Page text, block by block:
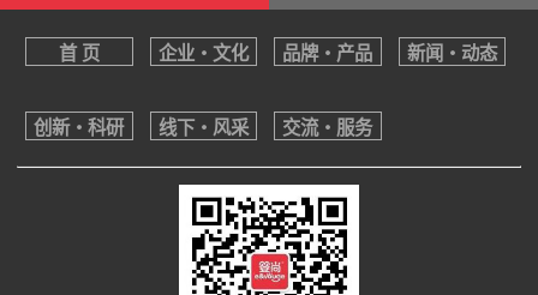
首 页 企业・文化 品牌・产品 新闻・动态
创新・科研 线下・风采 交流・服务